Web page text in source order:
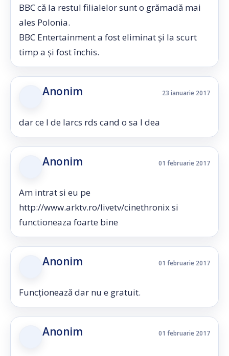
BBC că la restul filialelor sunt o grămadă mai
ales Polonia.
BBC Entertainment a fost eliminat și la scurt
timp a și fost închis.
Anonim 23 ianuarie 2017
dar ce I de larcs rds cand o sa l dea
Anonim 01 februarie 2017
Am intrat si eu pe
http://www.arktv.ro/livetv/cinethronix si
functioneaza foarte bine
Anonim 01 februarie 2017
Funcționează dar nu e gratuit.
Anonim 01 februarie 2017